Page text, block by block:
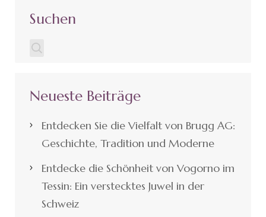
Suchen
Neueste Beiträge
Entdecken Sie die Vielfalt von Brugg AG:
Geschichte, Tradition und Moderne
Entdecke die Schönheit von Vogorno im
Tessin: Ein verstecktes Juwel in der
Schweiz